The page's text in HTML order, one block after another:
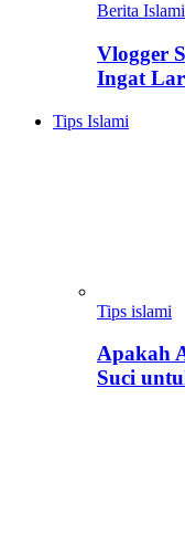
Berita Islami
Vlogger
Ingat
Tips Islami
Tips islami
Apakah
Suci